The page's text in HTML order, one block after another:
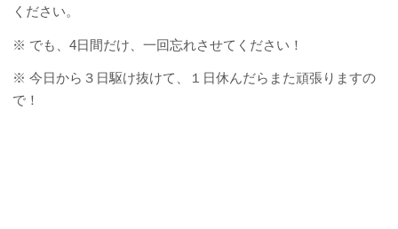
ください。
※ でも、4日間だけ、一回忘れさせてください！
※ 今日から３日駆け抜けて、１日休んだらまた頑張りますの
で！